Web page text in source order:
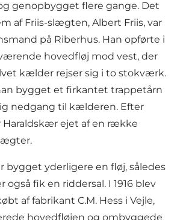
genopbygget flere gange. Det
af Friis-slægten, Albert Friis, var
på Riberhus. Han opførte i
hovedfløj mod vest, der
kælder rejser sig i to stokværk.
bygget et firkantet trappetårn
nedgang til kælderen. Efter
Haraldskær ejet af en række
bygget yderligere en fløj, således
også fik en riddersal. I 1916 blev
af fabrikant C.M. Hess i Vejle,
hovedfløjen og ombyggede